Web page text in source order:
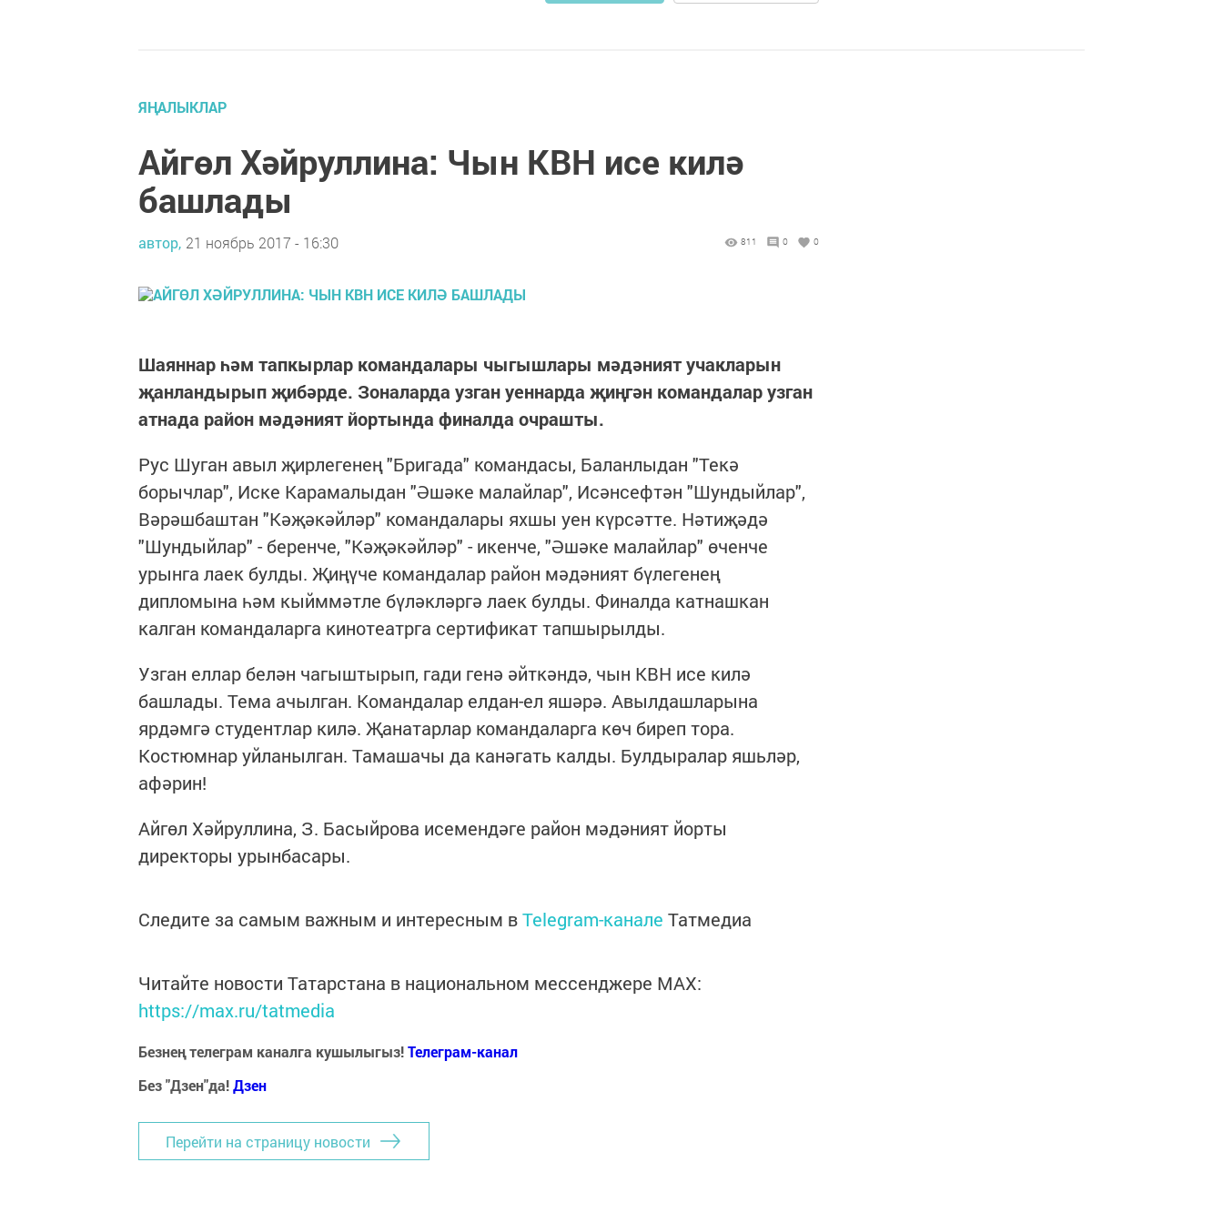
ЯҢАЛЫКЛАР
Айгөл Хәйруллина: Чын КВН исе килә
башлады
автор, 21 ноябрь 2017 - 16:30 811 0 0
Шаяннар һәм тапкырлар командалары чыгышлары мәдәният учакларын
җанландырып җибәрде. Зоналарда узган уеннарда җиңгән командалар узган
атнада район мәдәният йортында финалда очрашты.
Рус Шуган авыл җирлегенең "Бригада" командасы, Баланлыдан "Текә
борычлар", Иске Карамалыдан "Әшәке малайлар", Исәнсефтән "Шундыйлар",
Вәрәшбаштан "Кәҗәкәйләр" командалары яхшы уен күрсәтте. Нәтиҗәдә
"Шундыйлар" - беренче, "Кәҗәкәйләр" - икенче, "Әшәке малайлар" өченче
урынга лаек булды. Җиңүче командалар район мәдәният бүлегенең
дипломына һәм кыйммәтле бүләкләргә лаек булды. Финалда катнашкан
калган командаларга кинотеатрга сертификат тапшырылды.
Узган еллар белән чагыштырып, гади генә әйткәндә, чын КВН исе килә
башлады. Тема ачылган. Командалар елдан-ел яшәрә. Авылдашларына
ярдәмгә студентлар килә. Җанатарлар командаларга көч биреп тора.
Костюмнар уйланылган. Тамашачы да канәгать калды. Булдыралар яшьләр,
афәрин!
Айгөл Хәйруллина, З. Басыйрова исемендәге район мәдәният йорты
директоры урынбасары.
Следите за самым важным и интересным вTelegram-канале Татмедиа
Читайте новости Татарстана в национальном мессенджере MАХ:
https://max.ru/tatmedia
Безнең телеграм каналга кушылыгыз!Телеграм-канал
Без "Дзен"да!Дзен
Перейти на страницу новости